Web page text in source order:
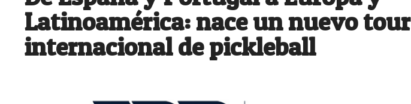
Latinoamérica: nace un nuevo tour
internacional de pickleball